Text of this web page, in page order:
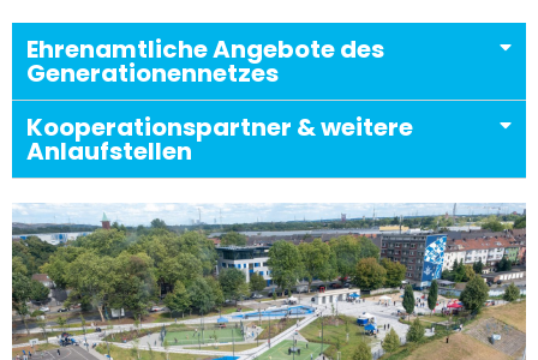
Ehrenamtliche Angebote des
Generationennetzes
Kooperationspartner & weitere
Anlaufstellen